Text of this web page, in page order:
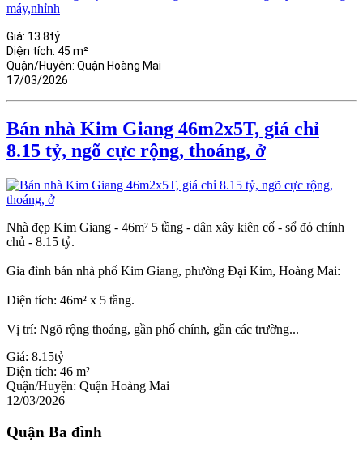
Giá: 13.8tỷ
Diện tích: 45 m²
Quận/Huyện: Quận Hoàng Mai
17/03/2026
Bán nhà Kim Giang 46m2x5T, giá chỉ
8.15 tỷ, ngõ cực rộng, thoáng, ở
Nhà đẹp Kim Giang - 46m² 5 tầng - dân xây kiên cố - sổ đỏ chính
chủ - 8.15 tỷ.
Gia đình bán nhà phố Kim Giang, phường Đại Kim, Hoàng Mai:
Diện tích: 46m² x 5 tầng.
Vị trí: Ngõ rộng thoáng, gần phố chính, gần các trường...
Giá: 8.15tỷ
Diện tích: 46 m²
Quận/Huyện: Quận Hoàng Mai
12/03/2026
Quận Ba đình